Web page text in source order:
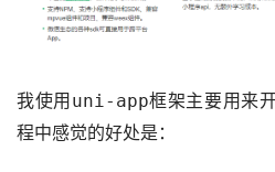
我使用 uni-app框架主要用来
程中感觉的好处是：